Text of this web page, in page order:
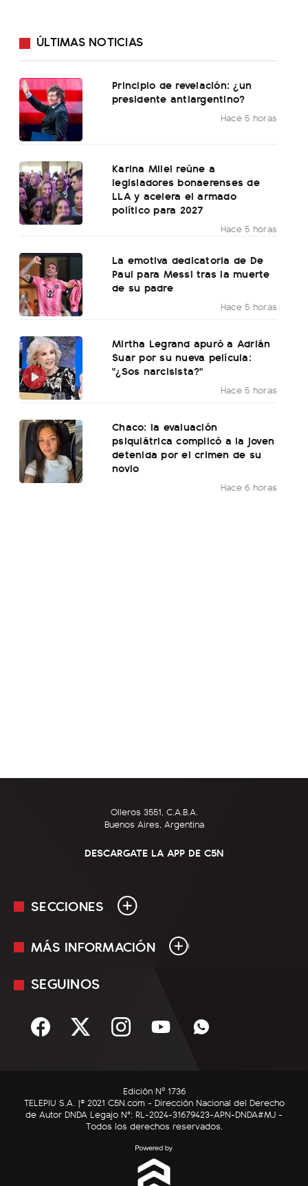
ÚLTIMAS NOTICIAS
Principio de revelación: ¿un
presidente antiargentino?
Hace 5 horas
Karina Milei reúne a
legisladores bonaerenses de
LLA y acelera el armado
político para 2027
Hace 5 horas
La emotiva dedicatoria de De
Paul para Messi tras la muerte
de su padre
Hace 5 horas
Mirtha Legrand apuró a Adrián
Suar por su nueva película:
"¿Sos narcisista?"
Hace 5 horas
Chaco: la evaluación
psiquiátrica complicó a la joven
detenida por el crimen de su
novio
Hace 6 horas
Olleros 3551, C.A.B.A.
Buenos Aires, Argentina
DESCARGATE LA APP DE C5N
SECCIONES
En Vivo
Sociedad
C5N Autos
RatingCero
MÁS INFORMACIÓN
Mediakit
Términos y condiciones
SEGUINOS
Edición Nº 1736
TELEPIU S.A. |© 2021 C5N.com - Dirección Nacional del Derecho
de Autor DNDA Legajo N°: RL-2024-31679423-APN-DNDA#MJ -
Todos los derechos reservados.